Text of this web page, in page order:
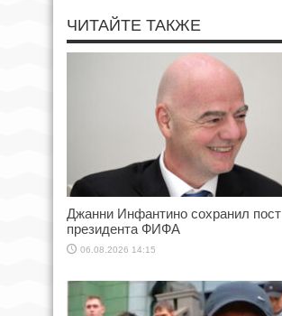
ЧИТАЙТЕ ТАКЖЕ
Джанни Инфантино сохранил пост
президента ФИФА
06.08.2026 14:15